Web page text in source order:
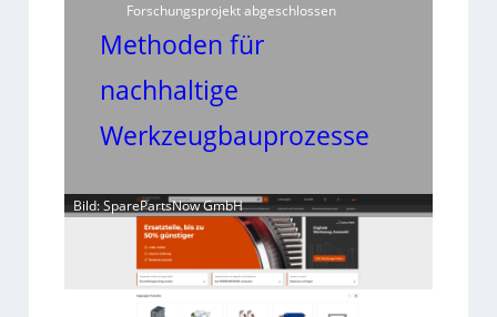
Forschungsprojekt abgeschlossen
Methoden für
nachhaltige
Werkzeugbauprozesse
Bild: SparePartsNow GmbH